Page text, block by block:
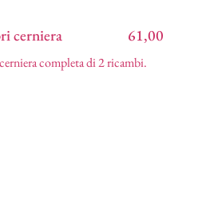
cerniera
61,00
completa di 2 ricambi.